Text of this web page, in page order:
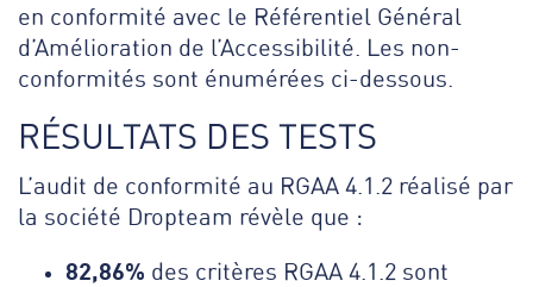
en conformité avec le Référentiel Général
d’Amélioration de l’Accessibilité. Les non-
conformités sont énumérées ci-dessous.
RÉSULTATS DES TESTS
L’audit de conformité au RGAA 4.1.2 réalisé par
la société Dropteam révèle que :
82,86% des critères RGAA 4.1.2 sont